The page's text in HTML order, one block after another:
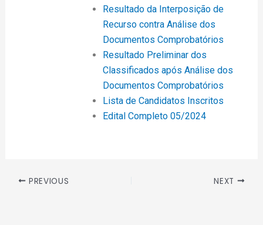
Resultado da Interposição de
Recurso contra Análise dos
Documentos Comprobatórios
Resultado Preliminar dos
Classificados após Análise dos
Documentos Comprobatórios
Lista de Candidatos Inscritos
Edital Completo 05/2024
PREVIOUS NEXT